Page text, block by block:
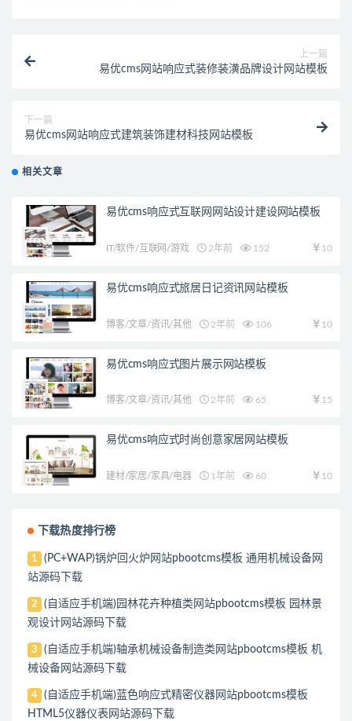
上一篇
易优cms网站响应式装修装潢品牌设计网站模板
下一篇
易优cms网站响应式建筑装饰建材科技网站模板
相关文章
易优cms响应式互联网网站设计建设网站模板
IT/软件/互联网/游戏 2年前 152 10
易优cms响应式旅居日记资讯网站模板
博客/文章/资讯/其他 2年前 106 10
易优cms响应式图片展示网站模板
博客/文章/资讯/其他 2年前 65 15
易优cms响应式时尚创意家居网站模板
建材/家居/家具/电器 1年前 60 10
下载热度排行榜
1
(PC+WAP)锅炉回火炉网站pbootcms模板 通用机械设备网
站源码下载
2
(自适应手机端)园林花卉种植类网站pbootcms模板 园林景
观设计网站源码下载
3
(自适应手机端)轴承机械设备制造类网站pbootcms模板 机
械设备网站源码下载
4
(自适应手机端)蓝色响应式精密仪器网站pbootcms模板
HTML5仪器仪表网站源码下载